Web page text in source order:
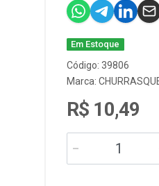
Em Estoque
Código: 39806
Marca:
R$ 10,49